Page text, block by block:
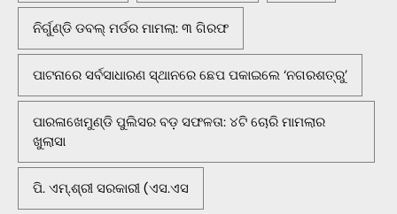
ନିର୍ଗୁଣ୍ଡି ଡବଲ୍ ମର୍ଡର ମାମଲା: ୩ ଗିରଫ
ପାଟନାରେ ସର୍ବସାଧାରଣ ସ୍ଥାନରେ ଛେପ ପକାଇଲେ ‘ନଗରଶତ୍ରୁ’
ପାରଳାଖେମୁଣ୍ଡି ପୁଲିସର ବଡ଼ ସଫଳତା: ୪ଟି ଚୋରି ମାମଲାର
ଖୁଲାସା
ପି. ଏମ୍.ଶ୍ରୀ ସରକାରୀ (ଏସ.ଏସ